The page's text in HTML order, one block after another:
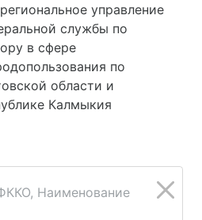
управление
службы по
в сфере
по
области и
Калмыкия
Наименование